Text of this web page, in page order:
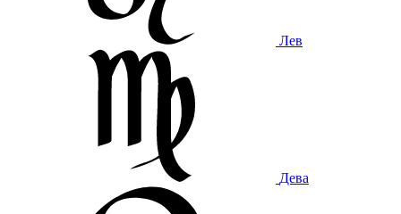
Лев
Дева